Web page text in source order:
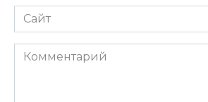
Сайт
Комментарий